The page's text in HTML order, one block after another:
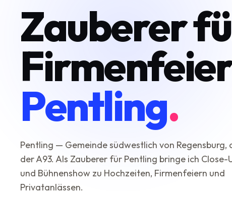
Zauberer
Pentling.
Pentling — Gemeinde südwestlich von Regensburg,
der A93. Als Zauberer für Pentling bringe ich Close-
und Bühnenshow zu Hochzeiten, Firmenfeiern und
Privatanlässen.